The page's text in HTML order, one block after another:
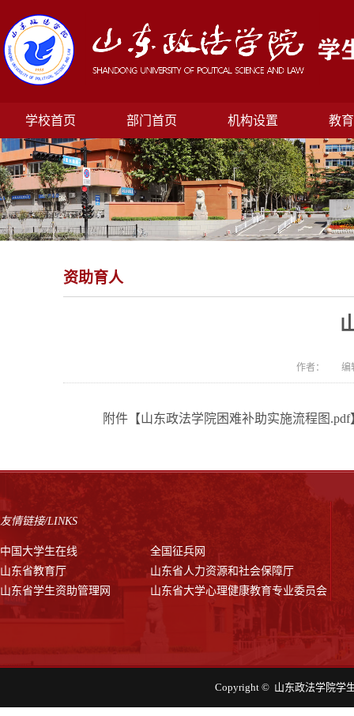
学校首页 部门首页 机构设置 教
资助育人
作者： 编
附件【山东政法学院困难补助实施流程图.pdf
友情链接/LINKS
中国大学生在线
全国征兵网
山东省教育厅
山东省人力资源和社会保障厅
山东省学生资助管理网
山东省大学心理健康教育专业委员会
Copyright © 山东政法学院学